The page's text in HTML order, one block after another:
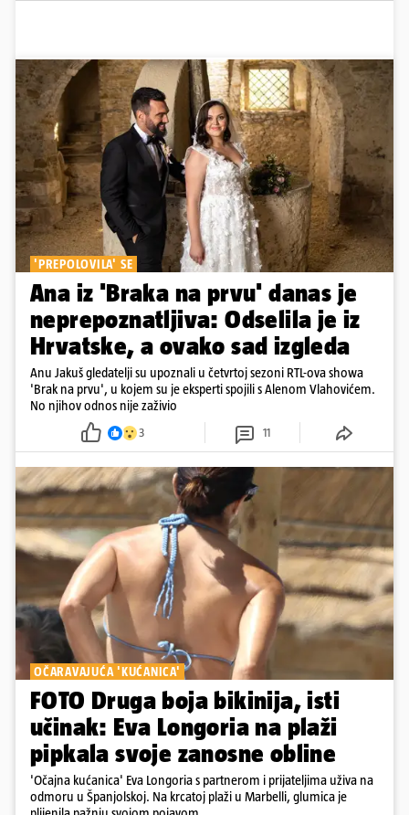
'PREPOLOVILA' SE
Ana iz 'Braka na prvu' danas je
neprepoznatljiva: Odselila je iz
Hrvatske, a ovako sad izgleda
Anu Jakuš gledatelji su upoznali u četvrtoj sezoni RTL-ova showa
'Brak na prvu', u kojem su je eksperti spojili s Alenom Vlahovićem.
No njihov odnos nije zaživio
3 11
OČARAVAJUĆA 'KUĆANICA'
FOTO Druga boja bikinija, isti
učinak: Eva Longoria na plaži
pipkala svoje zanosne obline
'Očajna kućanica' Eva Longoria s partnerom i prijateljima uživa na
odmoru u Španjolskoj. Na krcatoj plaži u Marbelli, glumica je